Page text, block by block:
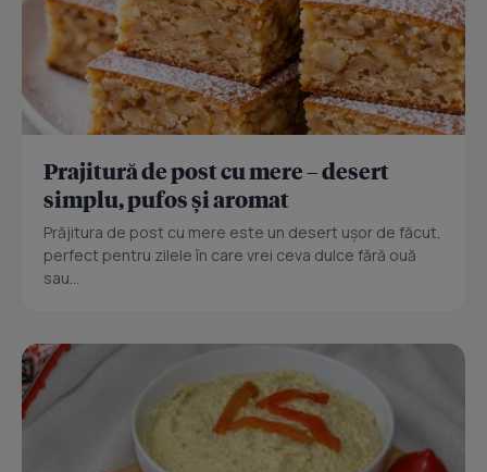
Prajitură de post cu mere – desert
simplu, pufos și aromat
Prăjitura de post cu mere este un desert ușor de făcut,
perfect pentru zilele în care vrei ceva dulce fără ouă
sau...